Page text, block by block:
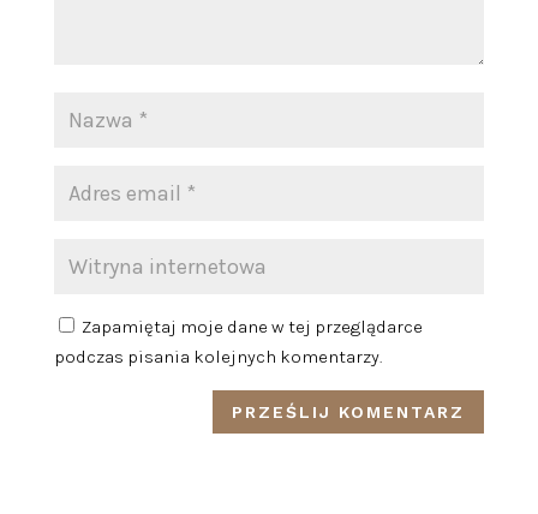
Zapamiętaj moje dane w tej przeglądarce
podczas pisania kolejnych komentarzy.